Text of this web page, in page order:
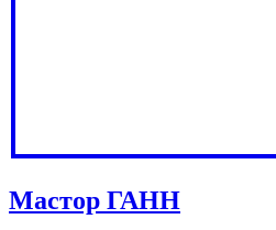
Мастор ГАНН